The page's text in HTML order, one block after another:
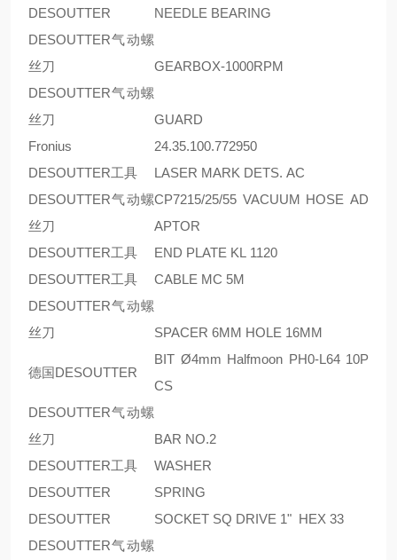
DESOUTTER
NEEDLE BEARING
DESOUTTER气动螺
丝刀
GEARBOX-1000RPM
DESOUTTER气动螺
丝刀
GUARD
Fronius
24.35.100.772950
DESOUTTER工具
LASER MARK DETS. AC
DESOUTTER气动螺
丝刀
CP7215/25/55 VACUUM HOSE AD
APTOR
DESOUTTER工具
END PLATE KL 1120
DESOUTTER工具
CABLE MC 5M
DESOUTTER气动螺
丝刀
SPACER 6MM HOLE 16MM
德国DESOUTTER
BIT Ø4mm Halfmoon PH0-L64 10P
CS
DESOUTTER气动螺
丝刀
BAR NO.2
DESOUTTER工具
WASHER
DESOUTTER
SPRING
DESOUTTER
SOCKET SQ DRIVE 1" HEX 33
DESOUTTER气动螺